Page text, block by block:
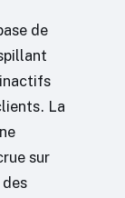
de
La
sur